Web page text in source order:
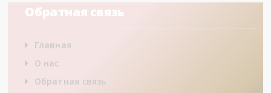
Обратная связь
Главная
О нас
Обратная связь